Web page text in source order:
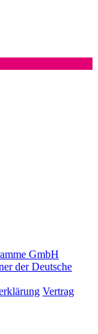
GmbH
der Deutsche
Vertrag